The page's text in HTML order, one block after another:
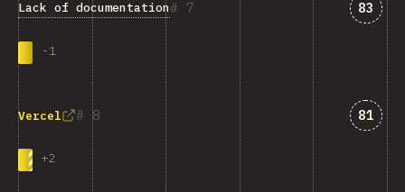
7
Lack of documentation
-1
Svar
83
8
Vercel
+2
Svar
81